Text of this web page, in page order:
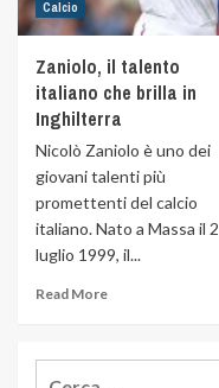
Calcio
Zaniolo, il talento
italiano che brilla in
Inghilterra
Nicolò Zaniolo è uno dei
giovani talenti più
promettenti del calcio
italiano. Nato a Massa il 2
luglio 1999, il...
Read More